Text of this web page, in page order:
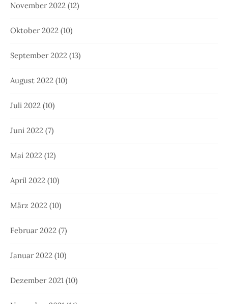
November 2022 (12)
Oktober 2022 (10)
September 2022 (13)
August 2022 (10)
Juli 2022 (10)
Juni 2022 (7)
Mai 2022 (12)
April 2022 (10)
März 2022 (10)
Februar 2022 (7)
Januar 2022 (10)
Dezember 2021 (10)